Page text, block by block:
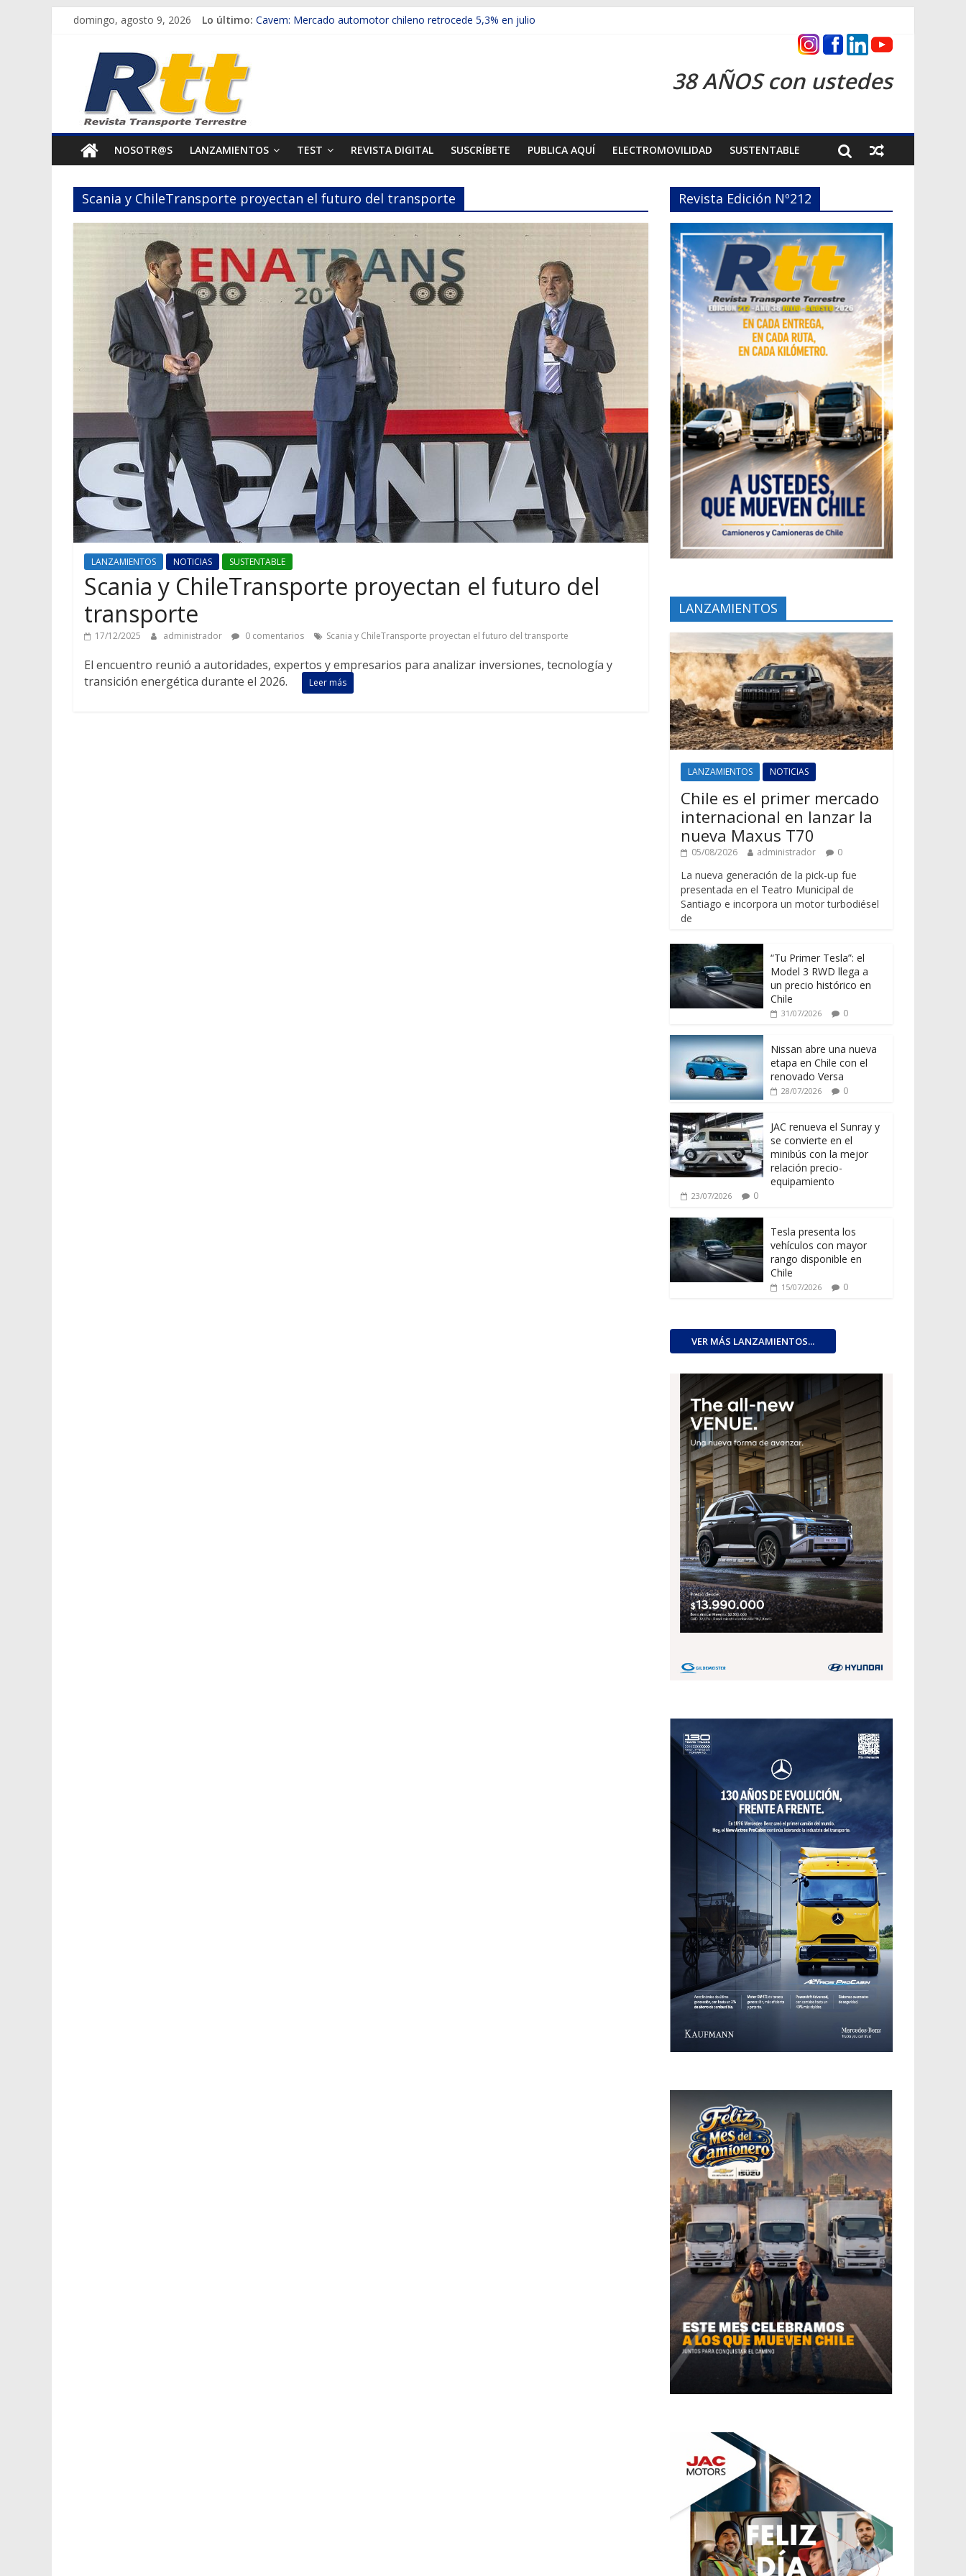
Saltardomingo, agosto 9, 2026 Lo último: Cavem: Mercado automotor chileno retrocede 5,3% en julio
Rtt
Revista
Transporte
Terrestre
Autos,
camiones,
transporte
38 AÑOS con ustedes
NOSOTR@S LANZAMIENTOS TEST REVISTA DIGITAL SUSCRÍBETE PUBLICA AQUÍ ELECTROMOVILIDAD SUSTENTABLE
Scania y ChileTransporte proyectan el futuro del transporte
LANZAMIENTOS NOTICIAS SUSTENTABLE
Scania y ChileTransporte proyectan el futuro del
transporte
17/12/2025 administrador 0 comentarios Scania y ChileTransporte proyectan el futuro del transporte
El encuentro reunió a autoridades, expertos y empresarios para analizar inversiones, tecnología y
transición energética durante el 2026.
Leer más
Revista Edición Nº212
LANZAMIENTOS
LANZAMIENTOS NOTICIAS
Chile es el primer mercado
internacional en lanzar la
nueva Maxus T70
05/08/2026 administrador 0
La nueva generación de la pick-up fue
presentada en el Teatro Municipal de
Santiago e incorpora un motor turbodiésel
de
“Tu Primer Tesla”: el
Model 3 RWD llega a
un precio histórico en
Chile
31/07/2026 0
Nissan abre una nueva
etapa en Chile con el
renovado Versa
28/07/2026 0
JAC renueva el Sunray y
se convierte en el
minibús con la mejor
relación precio-
equipamiento
23/07/2026 0
Tesla presenta los
vehículos con mayor
rango disponible en
Chile
15/07/2026 0
VER MÁS LANZAMIENTOS...